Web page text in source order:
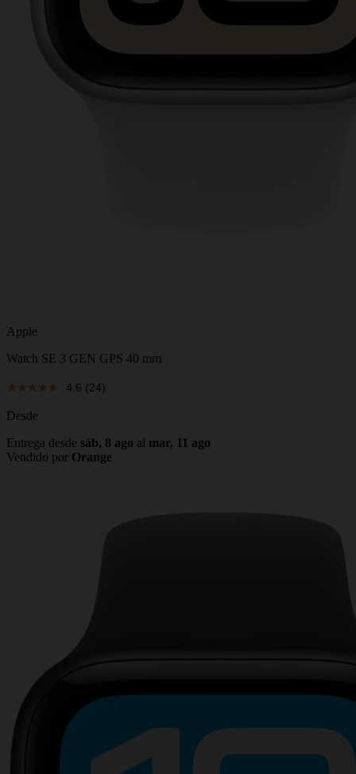
Apple
Watch SE 3 GEN GPS 40 mm
4.6 (24)
Desde
Entrega desde sáb, 8 ago al mar, 11 ago
Vendido por Orange